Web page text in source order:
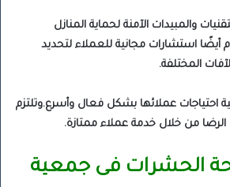
والمبيدات الآمنة لحماية المنازل
أيضًا استشارات مجانية للعملاء لتحديد
المختلفة.
احتياجات عملائها بشكل فعال وأسرع.وتلتزم
من خلال خدمة عملاء ممتازة.
الحشرات فى جمعية